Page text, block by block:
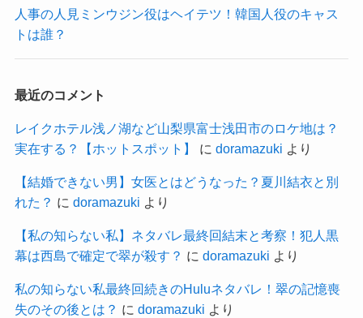
人事の人見ミンウジン役はヘイテツ！韓国人役のキャス
トは誰？
最近のコメント
レイクホテル浅ノ湖など山梨県富士浅田市のロケ地は？
実在する？【ホットスポット】
に doramazuki より
【結婚できない男】女医とはどうなった？夏川結衣と別
れた？ に doramazuki より
【私の知らない私】ネタバレ最終回結末と考察！犯人黒
幕は西島で確定で翠が殺す？ に doramazuki より
私の知らない私最終回続きのHuluネタバレ！翠の記憶喪
失のその後とは？ に doramazuki より